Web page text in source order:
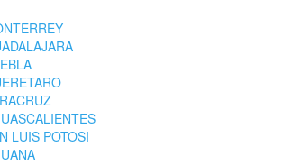
LUIS POTOSI